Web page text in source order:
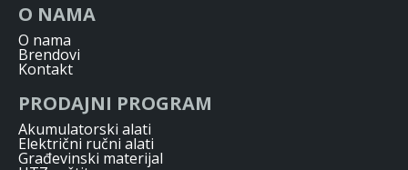
O NAMA
O nama
Brendovi
Kontakt
PRODAJNI PROGRAM
Akumulatorski alati
Električni ručni alati
Građevinski materijal